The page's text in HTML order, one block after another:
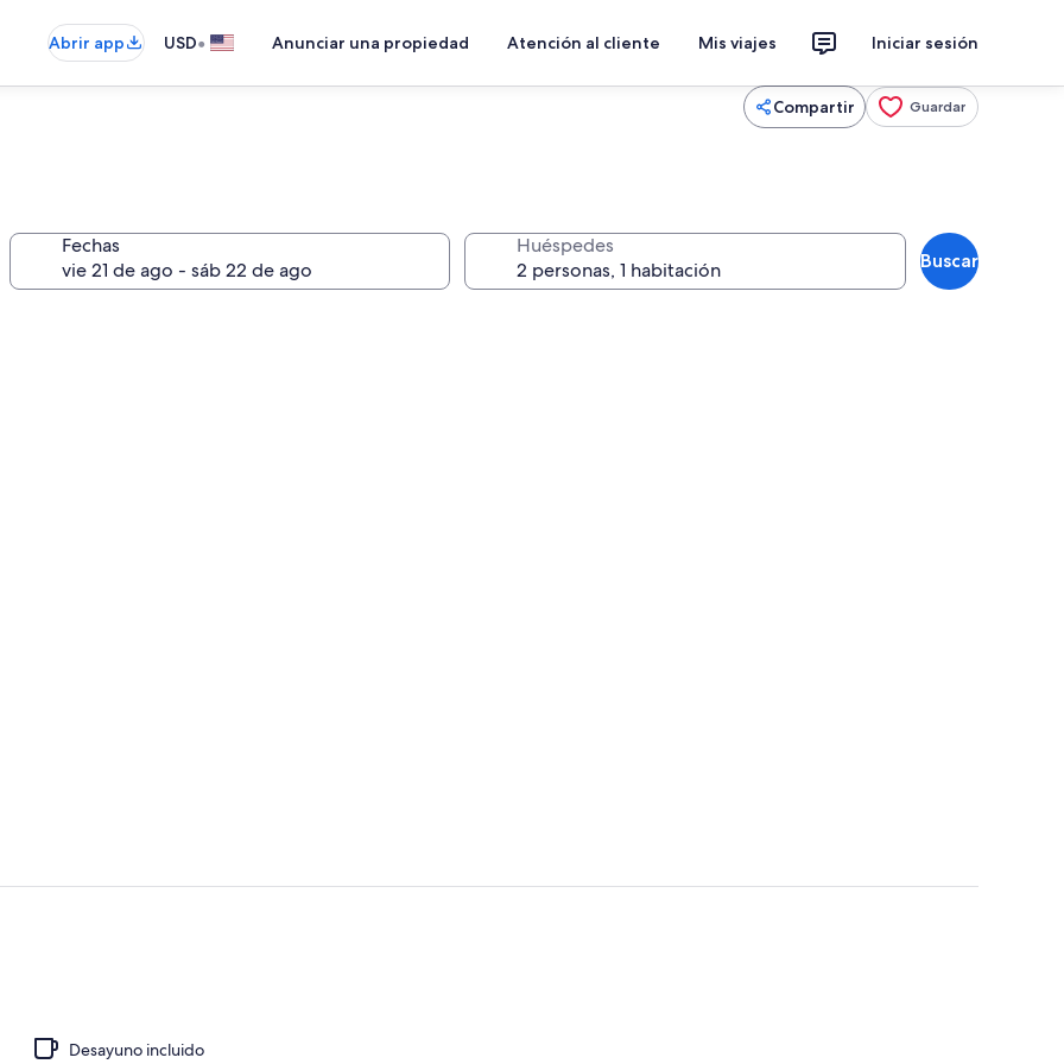
Abrir app USD• Anunciar una propiedad Atención al cliente Mis viajes Iniciar sesión
Compartir Guardar
Fechas Huéspedes
Buscar
Desayuno incluido